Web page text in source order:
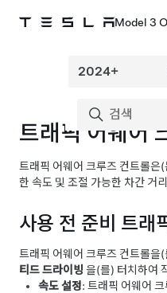
Model 3
트래픽 어웨어
트래픽 어웨어 크루즈 컨트롤은(
한 속도 및 조절 가능한 차간 거
사용 전 준비 트래
트래픽 어웨어 크루즈 컨트롤을(
티드 드라이빙 을(를) 터치하여
속도 설정: 트래픽 어웨어